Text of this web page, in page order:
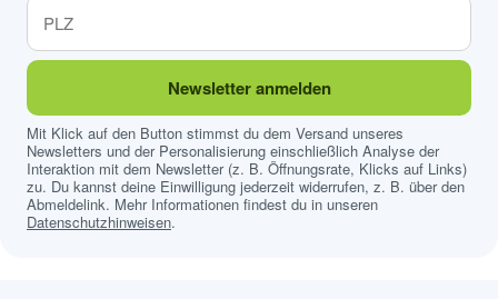
Newsletter anmelden
Mit Klick auf den Button stimmst du dem Versand unseres
Newsletters und der Personalisierung einschließlich Analyse der
Interaktion mit dem Newsletter (z. B. Öffnungsrate, Klicks auf Links)
zu. Du kannst deine Einwilligung jederzeit widerrufen, z. B. über den
Abmeldelink. Mehr Informationen findest du in unseren
Datenschutzhinweisen.